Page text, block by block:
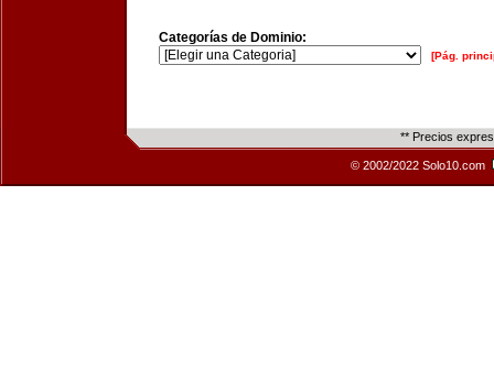
Categorías de Dominio:
[Pág.
** Precios
© 2002/2022 Solo10.com